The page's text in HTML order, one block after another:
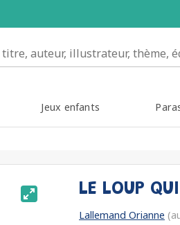
Jeux enfants
LE LOUP
Lallemand Orianne